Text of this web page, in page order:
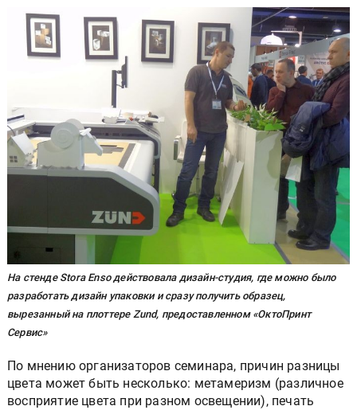
На стенде Stora Enso действовала дизайн-студия, где можно было
разработать дизайн упаковки и сразу получить образец,
вырезанный на плоттере Zund, предоставленном «ОктоПринт
Сервис»
По мнению организаторов семинара, причин разницы
цвета может быть несколько: метамеризм (различное
восприятие цвета при разном освещении), печать